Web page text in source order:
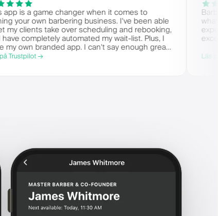
This app is a game changer when it comes to
owning your own barbering business. I've been able
to let my clients take over scheduling and rebooking,
and have completely automated my wait-list. Plus, I
have my own branded app. I can't say enough great
things!
Läs på Trustpilot →